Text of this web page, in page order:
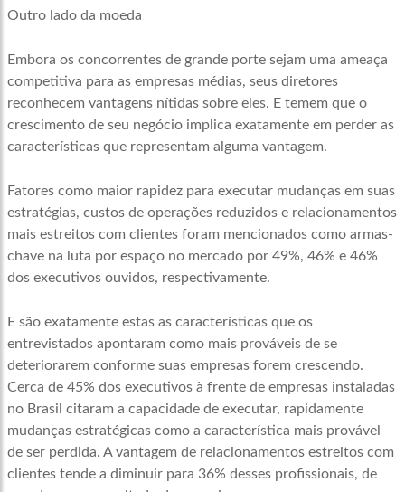
Outro lado da moeda
Embora os concorrentes de grande porte sejam uma ameaça
competitiva para as empresas médias, seus diretores
reconhecem vantagens nítidas sobre eles. E temem que o
crescimento de seu negócio implica exatamente em perder as
características que representam alguma vantagem.
Fatores como maior rapidez para executar mudanças em suas
estratégias, custos de operações reduzidos e relacionamentos
mais estreitos com clientes foram mencionados como armas-
chave na luta por espaço no mercado por 49%, 46% e 46%
dos executivos ouvidos, respectivamente.
E são exatamente estas as características que os
entrevistados apontaram como mais prováveis de se
deteriorarem conforme suas empresas forem crescendo.
Cerca de 45% dos executivos à frente de empresas instaladas
no Brasil citaram a capacidade de executar, rapidamente
mudanças estratégicas como a característica mais provável
de ser perdida. A vantagem de relacionamentos estreitos com
clientes tende a diminuir para 36% desses profissionais, de